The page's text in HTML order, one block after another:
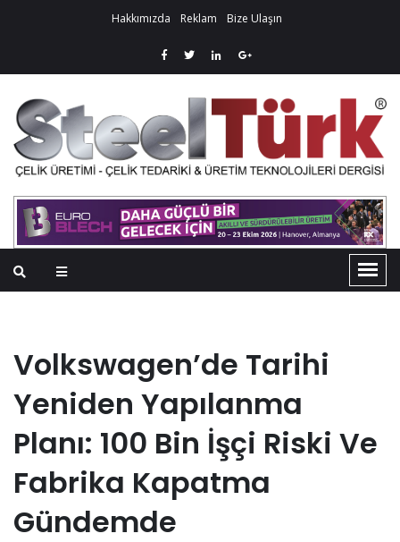
Hakkımızda Reklam Bize Ulaşın
Volkswagen’de Tarihi
Yeniden Yapılanma
Planı: 100 Bin İşçi Riski Ve
Fabrika Kapatma
Gündemde